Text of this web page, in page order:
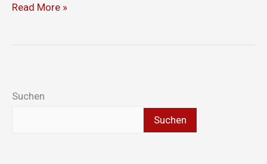
Read More »
Suchen
Suchen